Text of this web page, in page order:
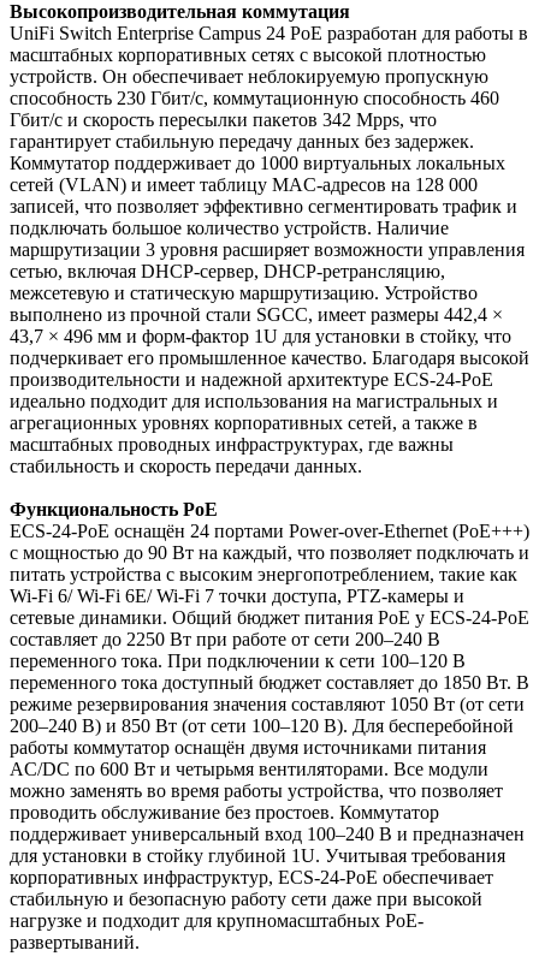
Высокопроизводительная коммутация
UniFi Switch Enterprise Campus 24 PoE разработан для работы в
масштабных корпоративных сетях с высокой плотностью
устройств. Он обеспечивает неблокируемую пропускную
способность 230 Гбит/с, коммутационную способность 460
Гбит/с и скорость пересылки пакетов 342 Mpps, что
гарантирует стабильную передачу данных без задержек.
Коммутатор поддерживает до 1000 виртуальных локальных
сетей (VLAN) и имеет таблицу MAC-адресов на 128 000
записей, что позволяет эффективно сегментировать трафик и
подключать большое количество устройств. Наличие
маршрутизации 3 уровня расширяет возможности управления
сетью, включая DHCP-сервер, DHCP-ретрансляцию,
межсетевую и статическую маршрутизацию. Устройство
выполнено из прочной стали SGCC, имеет размеры 442,4 ×
43,7 × 496 мм и форм-фактор 1U для установки в стойку, что
подчеркивает его промышленное качество. Благодаря высокой
производительности и надежной архитектуре ECS-24-PoE
идеально подходит для использования на магистральных и
агрегационных уровнях корпоративных сетей, а также в
масштабных проводных инфраструктурах, где важны
стабильность и скорость передачи данных.
Функциональность PoE
ECS-24-PoE оснащён 24 портами Power-over-Ethernet (PoE+++)
с мощностью до 90 Вт на каждый, что позволяет подключать и
питать устройства с высоким энергопотреблением, такие как
Wi-Fi 6/ Wi-Fi 6E/ Wi-Fi 7 точки доступа, PTZ-камеры и
сетевые динамики. Общий бюджет питания PoE у ECS-24-PoE
составляет до 2250 Вт при работе от сети 200–240 В
переменного тока. При подключении к сети 100–120 В
переменного тока доступный бюджет составляет до 1850 Вт. В
режиме резервирования значения составляют 1050 Вт (от сети
200–240 В) и 850 Вт (от сети 100–120 В). Для бесперебойной
работы коммутатор оснащён двумя источниками питания
AC/DC по 600 Вт и четырьмя вентиляторами. Все модули
можно заменять во время работы устройства, что позволяет
проводить обслуживание без простоев. Коммутатор
поддерживает универсальный вход 100–240 В и предназначен
для установки в стойку глубиной 1U. Учитывая требования
корпоративных инфраструктур, ECS-24-PoE обеспечивает
стабильную и безопасную работу сети даже при высокой
нагрузке и подходит для крупномасштабных PoE-
развертываний.